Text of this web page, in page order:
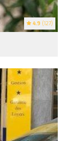
4.9 (127)